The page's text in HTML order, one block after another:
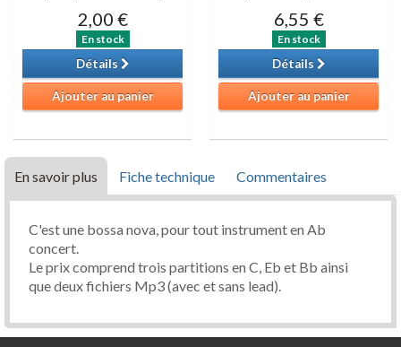
2,00 €
En stock
Détails
Ajouter au panier
6,55 €
En stock
Détails
Ajouter au panier
En savoir plus Fiche technique Commentaires
C'est une bossa nova, pour tout instrument en Ab
concert.
Le prix comprend trois partitions en C, Eb et Bb ainsi
que deux fichiers Mp3 (avec et sans lead).